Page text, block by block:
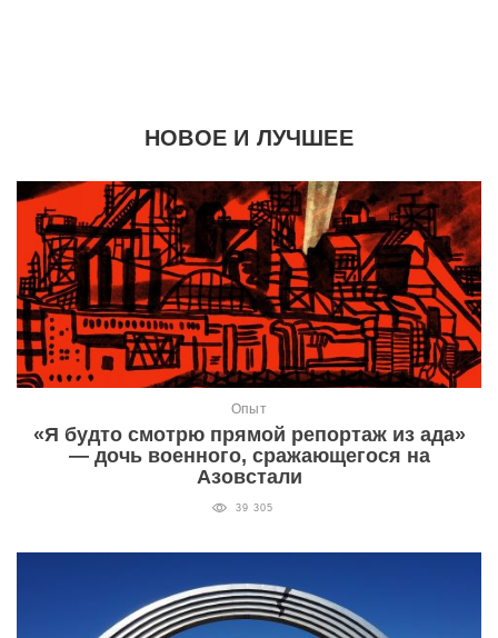
НОВОЕ И ЛУЧШЕЕ
Опыт
«Я будто смотрю прямой репортаж из ада»
— дочь военного, сражающегося на
Азовстали
39 305